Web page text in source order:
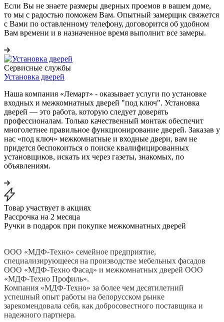
Если Вы не знаете размеры дверных проемов в вашем доме,
то мы с радостью поможем Вам. Опытный замерщик свяжется
с Вами по оставленному телефону, договорится об удобном
Вам времени и в назначенное время выполнит все замеры.
Сервисные службы
Установка дверей
Наша компания «Лемарт» - оказывает услуги по установке
входных и межкомнатных дверей "под ключ". Установка
дверей — это работа, которую следует доверять
профессионалам. Только качественный монтаж обеспечит
многолетнее правильное функционирование дверей. Заказав у
нас «под ключ» межкомнатные и входные двери, вам не
придется беспокоиться о поиске квалифицированных
установщиков, искать их через газеты, знакомых, по
объявлениям.
Товар участвует в акциях
Рассрочка на 2 месяца
Ручки в подарок при покупке межкомнатных дверей
ООО «МДФ-Техно» семейное предприятие,
специализирующееся на производстве мебельных фасадов
ООО «МДФ-Техно Фасад» и межкомнатных дверей ООО
«МДФ-Техно Профиль».
Компания «МДФ-Техно» за более чем десятилетний
успешный опыт работы на белорусском рынке
зарекомендовала себя, как добросовестного поставщика и
надежного партнера.